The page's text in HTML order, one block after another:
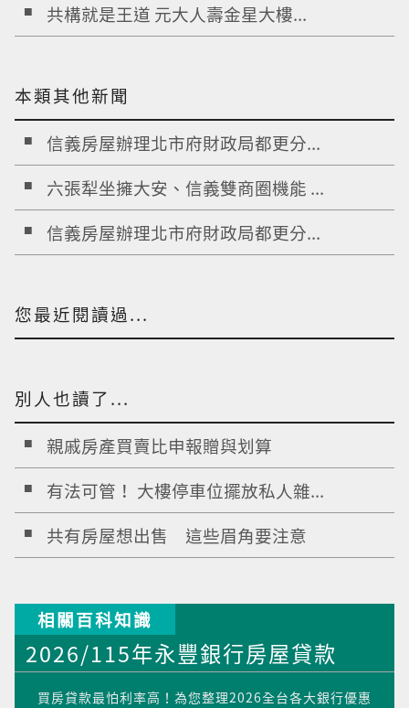
共構就是王道 元大人壽金星大樓...
本類其他新聞
信義房屋辦理北市府財政局都更分...
六張犁坐擁大安、信義雙商圈機能 ...
信義房屋辦理北市府財政局都更分...
您最近閱讀過...
別人也讀了...
親戚房產買賣比申報贈與划算
有法可管！ 大樓停車位擺放私人雜...
共有房屋想出售 這些眉角要注意
相關百科知識
2026/115年永豐銀行房屋貸款
買房貸款最怕利率高！為您整理2026全台各大銀行優惠